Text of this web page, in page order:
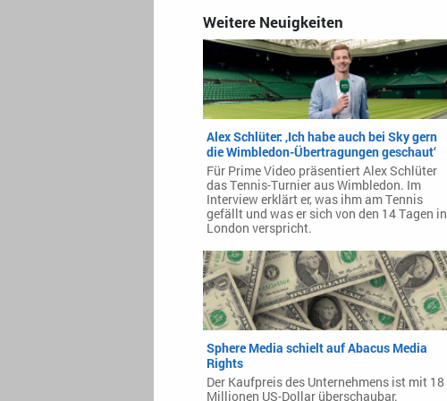
Weitere Neuigkeiten
Alex Schlüter: ‚Ich habe auch bei Sky gern
die Wimbledon-Übertragungen geschaut‘
Für Prime Video präsentiert Alex Schlüter
das Tennis-Turnier aus Wimbledon. Im
Interview erklärt er, was ihm am Tennis
gefällt und was er sich von den 14 Tagen in
London verspricht.
Sphere Media schielt auf Abacus Media
Rights
Der Kaufpreis des Unternehmens ist mit 18
Millionen US-Dollar überschaubar.